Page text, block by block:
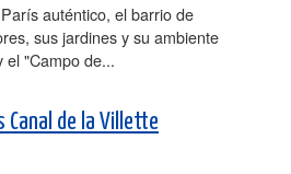
auténtico, el barrio de
sus jardines y su ambiente
el "Campo de...
Canal de la Villette